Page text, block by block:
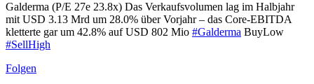
Galderma (P/E 27e 23.8x) Das Verkaufsvolumen lag im Halbjahr
mit USD 3.13 Mrd um 28.0% über Vorjahr – das Core-EBITDA
kletterte gar um 42.8% auf USD 802 Mio #Galderma BuyLow
#SellHigh
Folgen